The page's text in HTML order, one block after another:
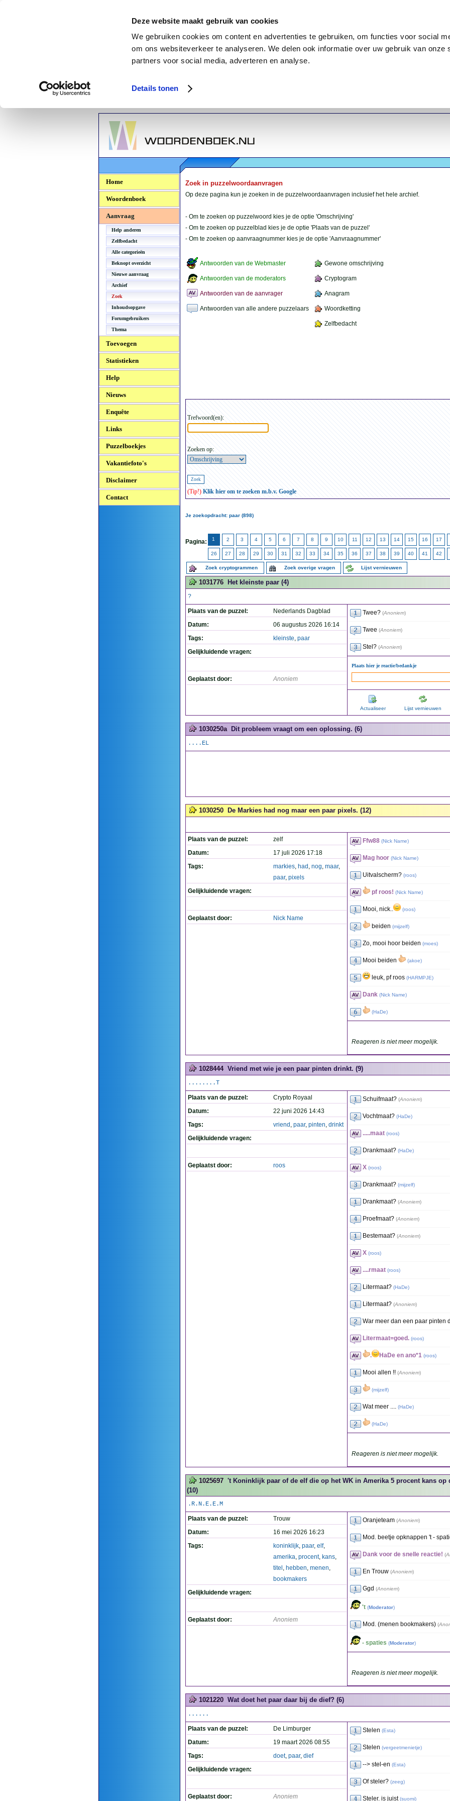
Deze website maakt gebruik van cookies
We gebruiken cookies om content en advertenties te gebruiken, om functies voor social
om ons websiteverkeer te analyseren. We delen ook informatie over uw gebruik van onze
partners voor social media, adverteren en analyse.
Details tonen
Woordenboek.NU
Home
Woordenboek
Aanvraag
Help anderen
Zelfbedacht
Alle categorieën
Beknopt overzicht
Nieuwe aanvraag
Archief
Zoek
Inhoudsopgave
Forumgebruikers
Thema
Toevoegen
Statistieken
Help
Nieuws
Enquête
Links
Puzzelboekjes
Vakantiefoto's
Disclaimer
Contact
Zoek in puzzelwoordaanvragen
Op deze pagina kun je zoeken in de puzzelwoordaanvragen inclusief het hele archief.
- Om te zoeken op puzzelwoord kies je de optie 'Omschrijving'
- Om te zoeken op puzzelblad kies je de optie 'Plaats van de puzzel'
- Om te zoeken op aanvraagnummer kies je de optie 'Aanvraagnummer'
Antwoorden van de Webmaster Gewone omschrijving
Antwoorden van de moderators Cryptogram
Antwoorden van de aanvrager Anagram
Antwoorden van alle andere puzzelaars Woordketting
Zelfbedacht
Trefwoord(en):
Zoeken op:
(Tip!) Klik hier om te zoeken m.b.v. Google
Je zoekopdracht: paar (898)
Pagina: 1 2 3 4 5 6 7 8 9 10 11 12 13 14 15 16 17
26 27 28 29 30 31 32 33 34 35 36 37 38 39 40 41 42
Zoek cryptogrammen Zoek overige vragen Lijst vernieuwen
1031776 Het kleinste paar (4)
?
Plaats van de puzzel:
Nederlands Dagblad
Datum:
06 augustus 2026 16:14
Tags:
kleinste, paar
Gelijkluidende vragen:
Geplaatst door: Anoniem
Twee? (Anoniem)
Twee (Anoniem)
Stel? (Anoniem)
Plaats hier je reactie/bedankje
Actualiseer Lijst vernieuwen
1030250a Dit probleem vraagt om een oplossing. (6)
....EL
1030250 De Markies had nog maar een paar pixels. (12)
Plaats van de puzzel:
zelf
Datum:
17 juli 2026 17:18
Tags:
markies, had , nog, maar,
paar, pixels
Gelijkluidende vragen:
Geplaatst door: Nick Name
Ffw88 (Nick Name)
Mag hoor (Nick Name)
Uitvalscherm? (roos)
pf roos! (Nick Name)
Mooi, nick.. (roos)
beiden (mijzelf)
Zo, mooi hoor beiden (moes)
Mooi beiden (akoe)
leuk, pf roos (HARMPJE)
Dank (Nick Name)
(HaDe)
Reageren is niet meer mogelijk.
1028444 Vriend met wie je een paar pinten drinkt. (9)
........T
Plaats van de puzzel:
Crypto Royaal
Datum:
22 juni 2026 14:43
Tags:
vriend , paar, pinten, drinkt
Gelijkluidende vragen:
Geplaatst door: roos
Schuifmaat? (Anoniem)
Vochtmaat? (HaDe)
.....maat (roos)
Drankmaat? (HaDe)
X (roos)
Drankmaat? (mijzelf)
Drankmaat? (Anoniem)
Proefmaat? (Anoniem)
Bestemaat? (Anoniem)
X (roos)
....rmaat (roos)
Litermaat? (HaDe)
Litermaat? (Anoniem)
War meer dan een paar pinten
Litermaat=goed. (roos)
. HaDe en ano*1 (roos)
Mooi allen !! (Anoniem)
(mijzelf)
Wat meer .... (HaDe)
(HaDe)
Reageren is niet meer mogelijk.
1025697 't Koninklijk paar of de elf die op het WK in Amerika 5 procent kans op
(10)
.R.N.E.E.M
Plaats van de puzzel:
Trouw
Datum:
16 mei 2026 16:23
Tags:
koninklijk, paar, elf,
amerika, procent, kans,
titel , hebben, menen,
bookmakers
Gelijkluidende vragen:
Geplaatst door: Anoniem
Oranjeteam (Anoniem)
Mod. beetje opknappen 't -
Dank voor de snelle reactie! (
En Trouw (Anoniem)
Ggd (Anoniem)
't (Moderator)
Mod. (menen bookmakers) (
- spaties (Moderator)
Reageren is niet meer mogelijk.
1021220 Wat doet het paar daar bij de dief? (6)
......
Plaats van de puzzel:
De Limburger
Datum:
19 maart 2026 08:55
Tags:
doet, paar, dief
Gelijkluidende vragen:
Geplaatst door: Anoniem
Stelen (Esta)
Stelen (vergeetmenietje)
--> stel-en (Esta)
Of steler? (zeeg)
Steler. is juist (suomi)